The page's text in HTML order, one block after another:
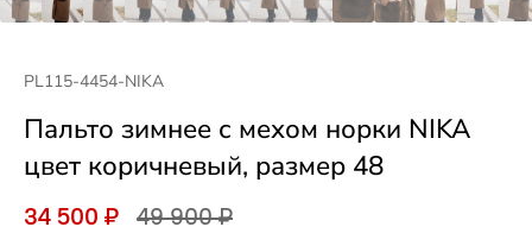
PL115-4454-NIKA
Пальто зимнее с мехом норки NIKA
цвет коричневый, размер 48
34 500 ₽ 49 900 ₽